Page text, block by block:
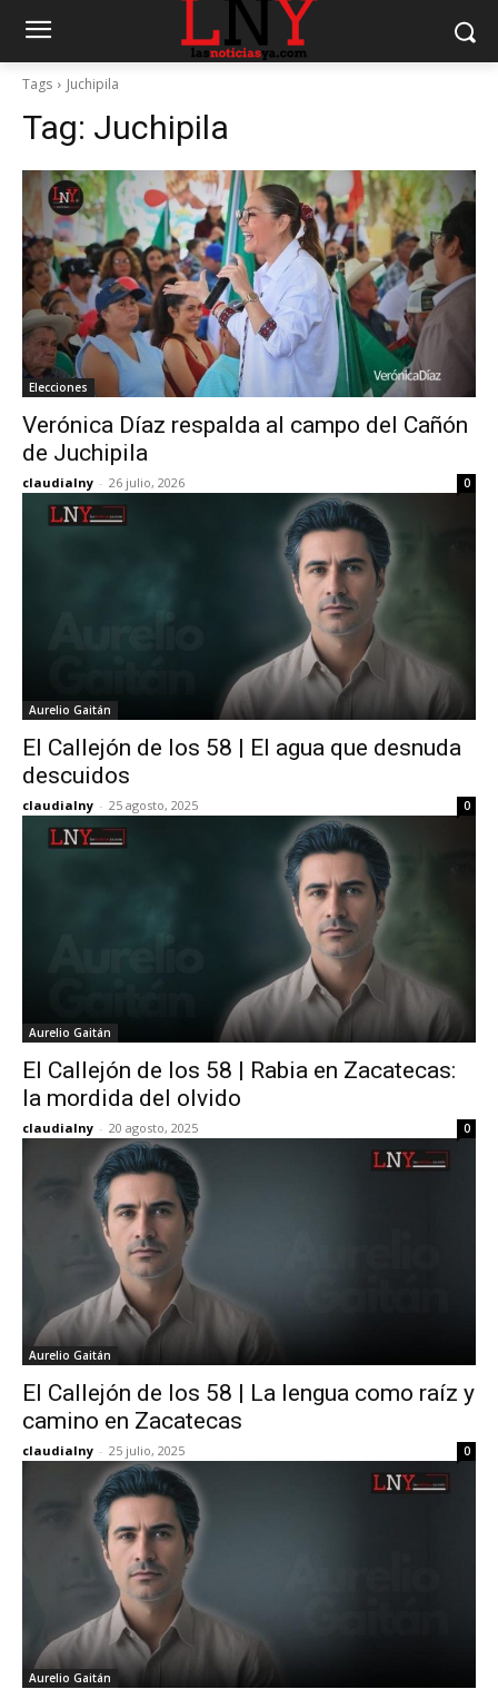
Tags Juchipila
Tag: Juchipila
Elecciones
Verónica Díaz respalda al campo del Cañón
de Juchipila
claudialny - 26 julio, 2026 0
Aurelio Gaitán
El Callejón de los 58 | El agua que desnuda
descuidos
claudialny - 25 agosto, 2025 0
Aurelio Gaitán
El Callejón de los 58 | Rabia en Zacatecas:
la mordida del olvido
claudialny - 20 agosto, 2025 0
Aurelio Gaitán
El Callejón de los 58 | La lengua como raíz y
camino en Zacatecas
claudialny - 25 julio, 2025 0
Aurelio Gaitán